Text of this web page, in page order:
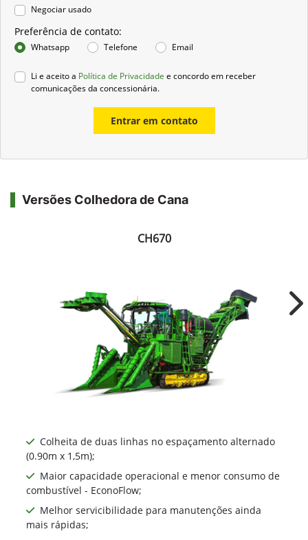
Negociar usado
Preferência de contato:
Whatsapp Telefone Email
Li e aceito a Política de Privacidade e concordo em receber
comunicações da concessionária.
Entrar em contato
Versões Colhedora de Cana
CH670
Colheita de duas linhas no espaçamento alternado
(0.90m x 1,5m);
Maior capacidade operacional e menor consumo de
combustível - EconoFlow;
Melhor servicibilidade para manutenções ainda
mais rápidas;